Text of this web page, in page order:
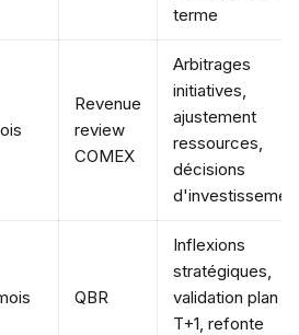
terme
Revenue
review
COMEX
Arbitrages
initiatives,
ajustement
ressources,
décisions
QBR
Inflexions
stratégiques,
validation plan
T+1, refonte